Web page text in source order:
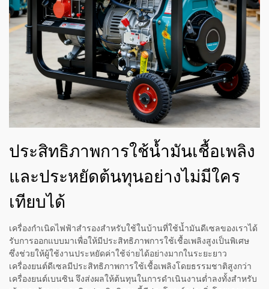
ประสิทธิภาพการใช้น้ำมันเชื้อเพลิง
และประหยัดต้นทุนอย่างไม่มีใคร
เทียบได้
เครื่องกำเนิดไฟฟ้าสำรองสำหรับใช้ในบ้านที่ใช้น้ำมันดีเซลของเราได้
รับการออกแบบมาเพื่อให้มีประสิทธิภาพการใช้เชื้อเพลิงสูงเป็นพิเศษ
ซึ่งช่วยให้ผู้ใช้งานประหยัดค่าใช้จ่ายได้อย่างมากในระยะยาว
เครื่องยนต์ดีเซลมีประสิทธิภาพการใช้เชื้อเพลิงโดยธรรมชาติสูงกว่า
เครื่องยนต์เบนซิน จึงส่งผลให้ต้นทุนในการดำเนินงานต่ำลงทั้งสำหรับ